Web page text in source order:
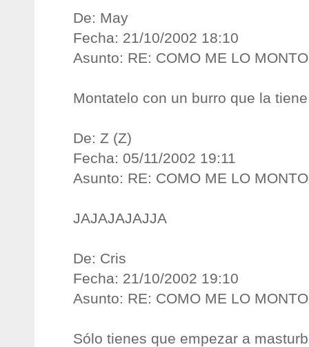
De: May
Fecha: 21/10/2002 18:10
Asunto: RE: COMO ME LO
Montatelo con un burro que la
De: Z (Z)
Fecha: 05/11/2002 19:11
Asunto: RE: COMO ME LO
JAJAJAJAJJA
De: Cris
Fecha: 21/10/2002 19:10
Asunto: RE: COMO ME LO
Sólo tienes que empezar a